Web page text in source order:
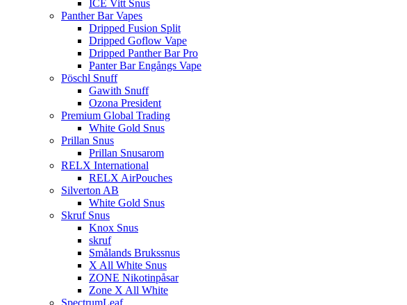
ICE Vitt Snus
Panther Bar Vapes
Dripped Fusion Split
Dripped Goflow Vape
Dripped Panther Bar Pro
Panter Bar Engångs Vape
Pöschl Snuff
Gawith Snuff
Ozona President
Premium Global Trading
White Gold Snus
Prillan Snus
Prillan Snusarom
RELX International
RELX AirPouches
Silverton AB
White Gold Snus
Skruf Snus
Knox Snus
skruf
Smålands Brukssnus
X All White Snus
ZONE Nikotinpåsar
Zone X All White
SpectrumLeaf